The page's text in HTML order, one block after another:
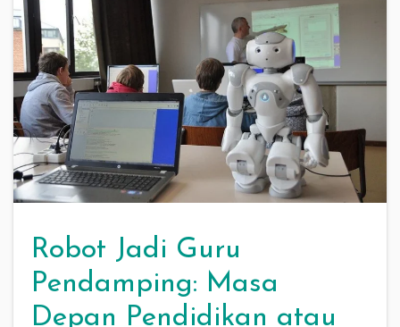
Robot Jadi Guru
Pendamping: Masa
Depan Pendidikan atau